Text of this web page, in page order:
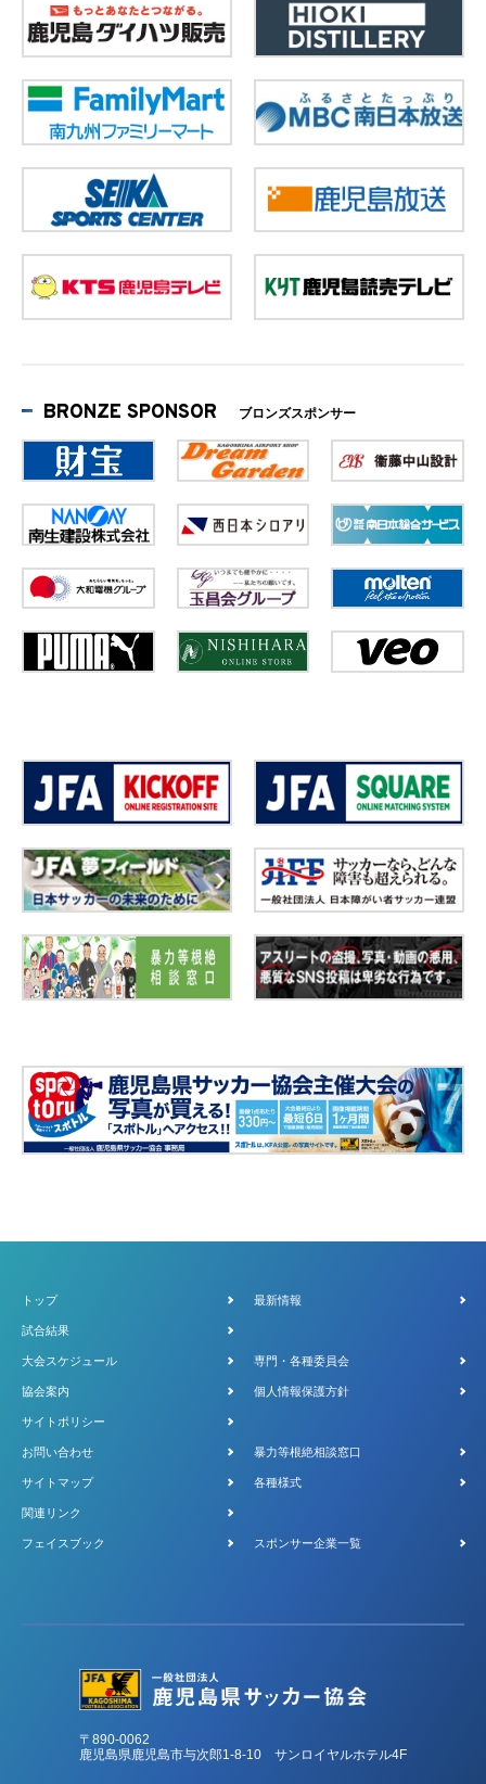
BRONZE SPONSOR ブロンズスポンサー
トップ 最新情報
試合結果
大会スケジュール 専門・各種委員会
協会案内 個人情報保護方針
サイトポリシー
お問い合わせ 暴力等根絶相談窓口
サイトマップ 各種様式
関連リンク
フェイスブック スポンサー企業一覧
〒890-0062
鹿児島県鹿児島市与次郎1-8-10 サンロイヤルホテル4F